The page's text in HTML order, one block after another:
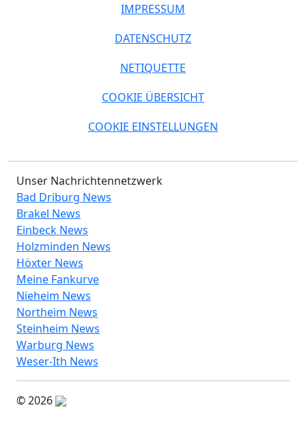
IMPRESSUM
DATENSCHUTZ
NETIQUETTE
COOKIE ÜBERSICHT
COOKIE EINSTELLUNGEN
Unser Nachrichtennetzwerk
Bad Driburg News
Brakel News
Einbeck News
Holzminden News
Höxter News
Meine Fankurve
Nieheim News
Northeim News
Steinheim News
Warburg News
Weser-Ith News
© 2026